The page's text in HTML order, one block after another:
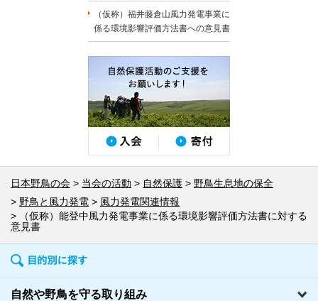
（仮称）福井藤倉山風力発電事業に
係る環境影響評価方法書への意見書
日本野鳥の会 当会の活動 自然保護
野鳥生息地の保全
野鳥と風力発電
風力発電関連情報
（仮称）能登中風力発電事業に係る環境影響評価方法書に対する
意見書
自然や野鳥を守る取り組み